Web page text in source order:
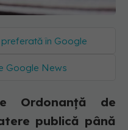
în Google
Google News
Ordonanță de
publică până